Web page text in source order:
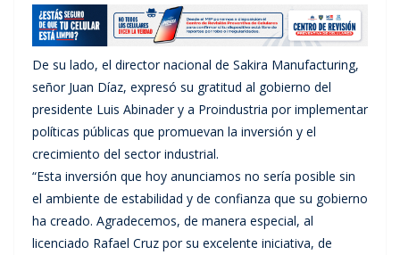
De su lado, el director nacional de Sakira Manufacturing,
señor Juan Díaz, expresó su gratitud al gobierno del
presidente Luis Abinader y a Proindustria por implementar
políticas públicas que promuevan la inversión y el
crecimiento del sector industrial.
“Esta inversión que hoy anunciamos no sería posible sin
el ambiente de estabilidad y de confianza que su gobierno
ha creado. Agradecemos, de manera especial, al
licenciado Rafael Cruz por su excelente iniciativa, de